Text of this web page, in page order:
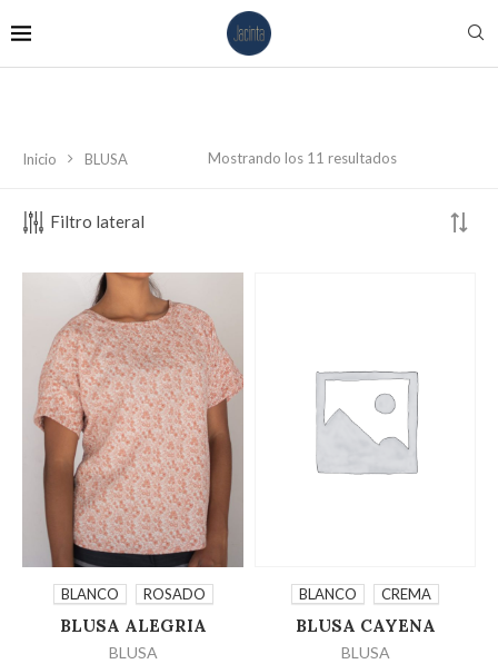
Inicio BLUSA Mostrando los 11 resultados
Filtro lateral
SELECCIONAR
OPCIONES
BLANCO ROSADO
BLUSA ALEGRIA
BLUSA
SELECCIONAR
OPCIONES
BLANCO CREMA
BLUSA CAYENA
BLUSA